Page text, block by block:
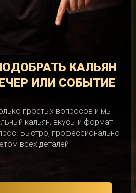
КАЛЬЯН
ИЛИ СОБЫТИЕ
простых вопросов и мы
кальян, вкусы и формат
Быстро, профессионально
всех деталей